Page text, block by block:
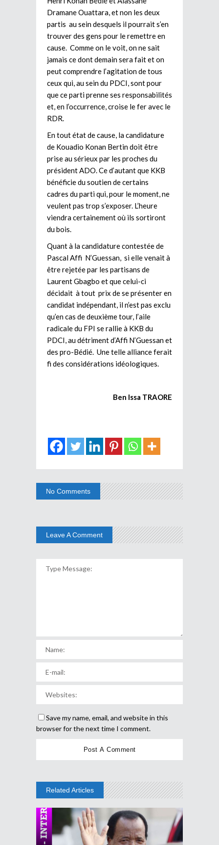
Dramane Ouattara, et non les deux
partis au sein desquels il pourrait s’en
trouver des gens pour le remettre en
cause. Comme on le voit, on ne sait
jamais ce dont demain sera fait et on
peut comprendre l’agitation de tous
ceux qui, au sein du PDCI, sont pour
que ce parti prenne ses responsabilités
et, en l’occurrence, croise le fer avec le
RDR.
En tout état de cause, la candidature
de Kouadio Konan Bertin doit être
prise au sérieux par les proches du
président ADO. Ce d’autant que KKB
bénéficie du soutien de certains
cadres du parti qui, pour le moment, ne
veulent pas trop s’exposer. L’heure
viendra certainement où ils sortiront
du bois.
Quant à la candidature contestée de
Pascal Affi N’Guessan, si elle venait à
être rejetée par les partisans de
Laurent Gbagbo et que celui-ci
décidait à tout prix de se présenter en
candidat indépendant, il n’est pas exclu
qu’en cas de deuxième tour, l’aile
radicale du FPI se rallie à KKB du
PDCI, au détriment d’Affi N’Guessan et
des pro-Bédié. Une telle alliance ferait
fi des considérations idéologiques.
Ben Issa TRAORE
No Comments
Leave A Comment
Save my name, email, and website in this
browser for the next time I comment.
Related Articles